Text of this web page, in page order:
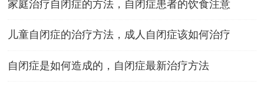
家庭治疗自闭症的方法，自闭症患者的饮食注意
儿童自闭症的治疗方法，成人自闭症该如何治疗
自闭症是如何造成的，自闭症最新治疗方法